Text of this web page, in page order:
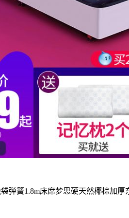
弹簧1.8m床席梦思硬天然椰棕加厚